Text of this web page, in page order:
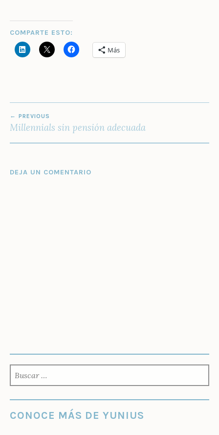
COMPARTE ESTO:
Más
DE
PREVIOUS
Millennials sin pensión adecuada
DEJA UN COMENTARIO
CONOCE MÁS DE YUNIUS